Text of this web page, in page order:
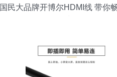
国民大品牌开博尔HDMI线 带你